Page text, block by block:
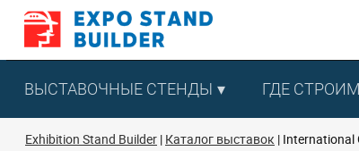
Перейти
содержанию
ВЫСТАВОЧНЫЕ СТЕНДЫ ГДЕ СТРОИМ
Exhibition Stand Builder Каталог выставок International